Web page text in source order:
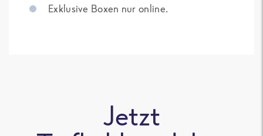
Exklusive Boxen nur online.
Jetzt